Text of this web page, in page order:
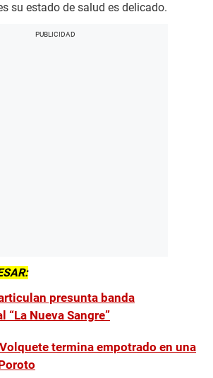
su estado de salud es delicado.
presunta banda
“La Nueva Sangre”
termina empotrado en una